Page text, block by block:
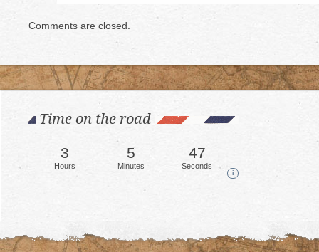
Comments are closed.
Time on the road
3
Hours
5
Minutes
51
Seconds
i